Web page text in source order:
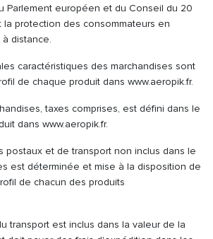
Parlement européen et du Conseil du 20
la protection des consommateurs en
distance.
caractéristiques des marchandises sont
de chaque produit dans www.aeropik.fr.
taxes comprises, est défini dans le
dans www.aeropik.fr.
postaux et de transport non inclus dans le
est déterminée et mise à la disposition de
de chacun des produits
transport est inclus dans la valeur de la